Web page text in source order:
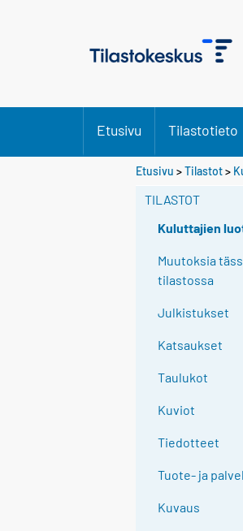
Etusivu Tilastotieto
Etusivu >Tilastot>
TILASTOT
Kuluttajien
Muutoksia
tilastossa
Julkistukset
Katsaukset
Taulukot
Kuviot
Tiedotteet
Tuote- ja
Kuvaus